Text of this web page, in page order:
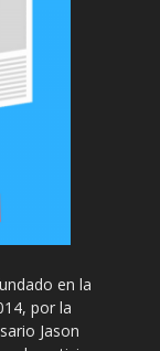
en la
por la
Jason